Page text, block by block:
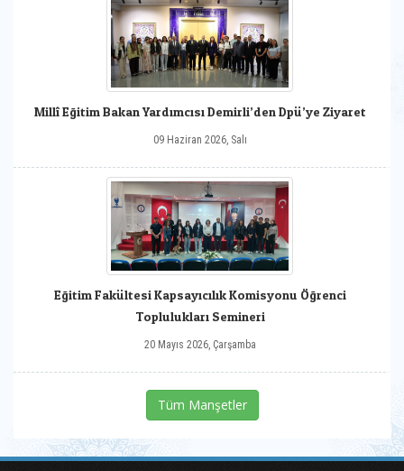
Millî Eğitim Bakan Yardımcısı Demirli’den Dpü’ye Ziyaret
09 Haziran 2026, Salı
Eğitim Fakültesi Kapsayıcılık Komisyonu Öğrenci
Toplulukları Semineri
20 Mayıs 2026, Çarşamba
Tüm Manşetler